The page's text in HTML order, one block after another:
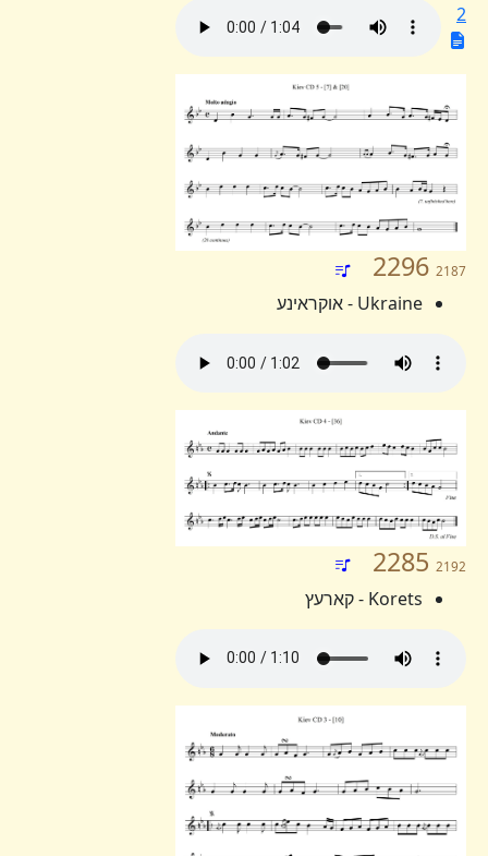
2296 2187
Ukraine - אוקראינע
2285 2192
Korets - קארעץ